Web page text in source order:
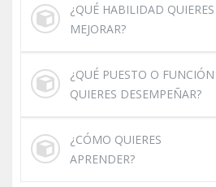
¿QUÉ HABILIDAD QUIERES
MEJORAR?
¿QUÉ PUESTO O FUNCIÓN
QUIERES DESEMPEÑAR?
¿CÓMO QUIERES
APRENDER?